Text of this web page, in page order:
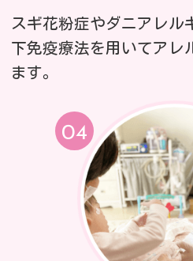
スギ花粉症やダニアレル
下免疫療法を用いてアレ
ます。